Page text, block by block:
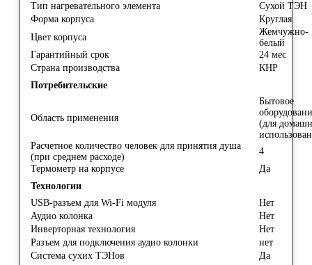
Тип нагревательного элемента
Сухой ТЭН
Форма корпуса
Круглая
Цвет корпуса
Жемчужно-
белый
Гарантийный срок
24 мес
Страна производства
КНР
Потребительские
Область применения
Бытовое
(для
Расчетное количество человек для принятия душа
(при среднем расходе)
4
Термометр на корпусе
Да
Технологии
USB-разъем для Wi-Fi модуля
Нет
Аудио колонка
Нет
Инверторная технология
Нет
Разъем для подключения аудио колонки
нет
Система сухих ТЭНов
Да